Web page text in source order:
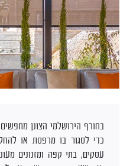
בחורף הירושלמי הצונן
כדי לסגור בו מרפסת או
עסקים, בתי קפה ומזנונים